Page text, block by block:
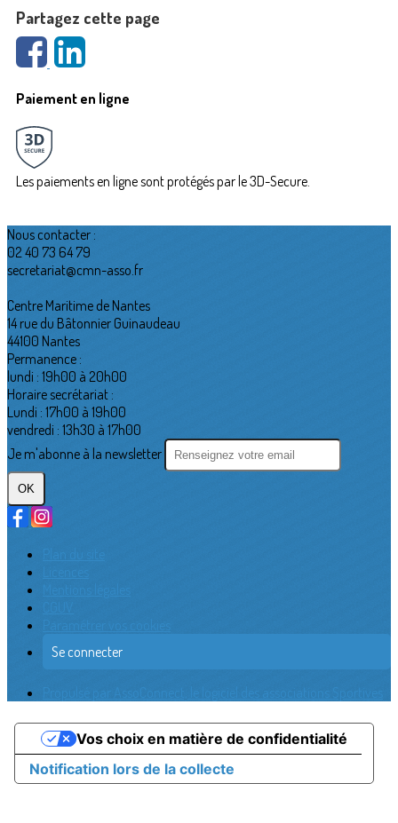
Partagez cette page
Paiement en ligne
Les paiements en ligne sont protégés par le 3D-Secure.
Nous contacter :
02 40 73 64 79
secretariat@cmn-asso.fr
Centre Maritime de Nantes
14 rue du Bâtonnier Guinaudeau
44100 Nantes
Permanence :
lundi : 19h00 à 20h00
Horaire secrétariat :
Lundi : 17h00 à 19h00
vendredi : 13h30 à 17h00
Je m'abonne à la newsletter
OK
Plan du site
Licences
Mentions légales
CGUV
Paramétrer vos cookies
Se connecter
Propulsé par AssoConnect, le logiciel des associations Sportives
Notification lors de la collecte
Vos choix en matière de confidentialité